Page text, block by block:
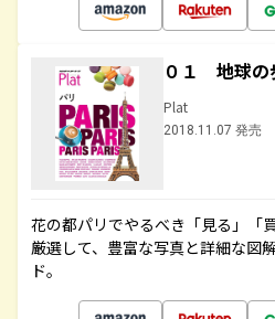
０１ 地球
Plat
2018.11.07 発売
花の都パリでやるべき「見る」「
厳選して、豊富な写真と詳細な図
ド。